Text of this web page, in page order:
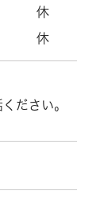
休
休
ださい。